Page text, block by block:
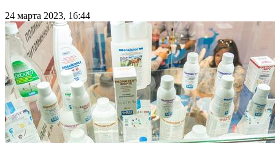
24 марта 2023, 16:44